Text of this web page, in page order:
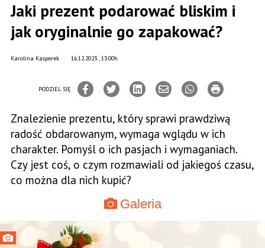
Jaki prezent podarować bliskim i
jak oryginalnie go zapakować?
16.12.2023., 13:00h
Karolina Kasperek
PODZIEL SIĘ
Znalezienie prezentu, który sprawi prawdziwą
radość obdarowanym, wymaga wglądu w ich
charakter. Pomyśl o ich pasjach i wymaganiach.
Czy jest coś, o czym rozmawiali od jakiegoś czasu,
co można dla nich kupić?
Galeria